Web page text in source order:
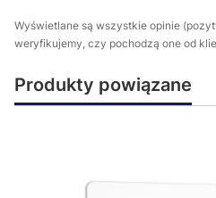
Wyświetlane są wszystkie opinie
weryfikujemy, czy pochodzą one od
Produkty powiązane